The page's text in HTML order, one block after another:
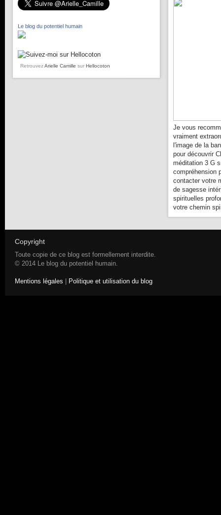
Le blog du potentiel humain
RetrouvezArielle Camille sur Hellocoton
Je vous
vraiment
l'image de la
pour découvrir
méditation 3 G
compréhension
contacter votre
de sagesse
spirituelles
votre chemin
Copyright
Toute copie de ce blog est formellement interdite.
© 2014 Le blog du potentiel humain.
Mentions légales | Politique et utilisation du blog